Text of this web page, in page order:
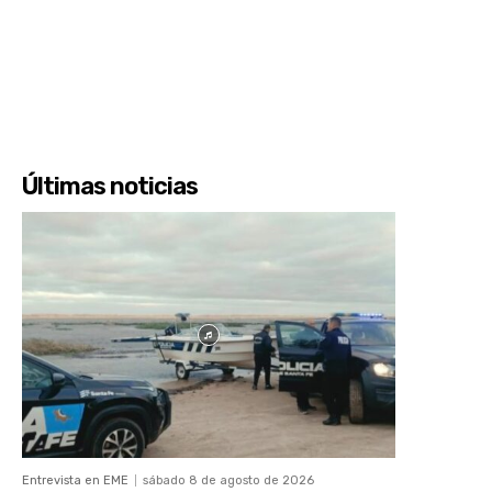
Últimas noticias
Entrevista en EME sábado 8 de agosto de 2026